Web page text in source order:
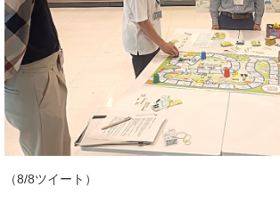
（8/8ツイート）